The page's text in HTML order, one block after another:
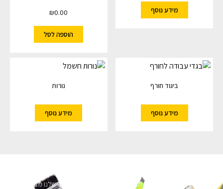
מידע נוסף
₪0.00
הוספה לסל
ביגוד חורף
מידע נוסף
נורות
מידע נוסף
השארו מעודכנים
מעוניינים לקבל עדכונים על מבצעים והנחות הירשמו לניוזלטר שלנו מבטיחים לא